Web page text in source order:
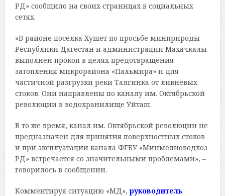
РД» сообщило на своих страницах в социальных
сетях.
«В районе поселка Хушет по просьбе минприроды
Республики Дагестан и администрации Махачкалы
выполнен прокоп в целях предотвращения
затопления микрорайона «Пальмира» и для
частичной разгрузки реки Талгинка от ливневых
стоков. Они направлены по каналу им. Октябрьской
революции в водохранилище Уйташ.
В то же время, канал им. Октябрьской революции не
предназначен для принятия поверхностных стоков
и при эксплуатации канала ФГБУ «Минмелиоводхоз
РД» встречается со значительными проблемами», –
говорилось в сообщении.
Комментируя ситуацию «МД»,руководитель